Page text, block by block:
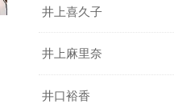
井上喜久子
井上麻里奈
井口裕香